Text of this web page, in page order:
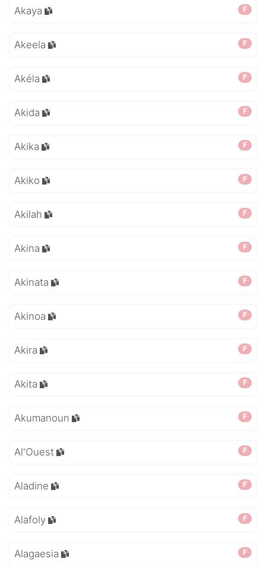
F
Akaya
F
Akeela
F
Akéla
F
Akida
F
Akika
F
Akiko
F
Akilah
F
Akina
F
Akinata
F
Akinoa
F
Akira
F
Akita
F
Akumanoun
F
Al'Ouest
F
Aladine
F
Alafoly
F
Alagaesia